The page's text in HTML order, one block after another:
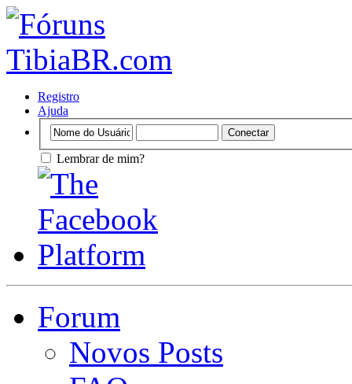
Registro
Ajuda
Lembrar de mim?
Forum
Novos Posts